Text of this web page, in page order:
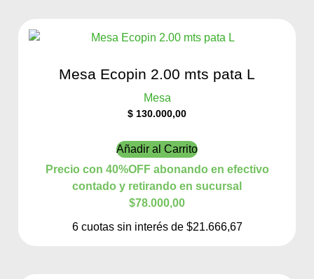
Mesa Ecopin 2.00 mts pata L
Mesa
$ 130.000,00
Añadir al Carrito
Precio con 40%OFF abonando en efectivo
contado y retirando en sucursal
$78.000,00
6 cuotas sin interés de $21.666,67